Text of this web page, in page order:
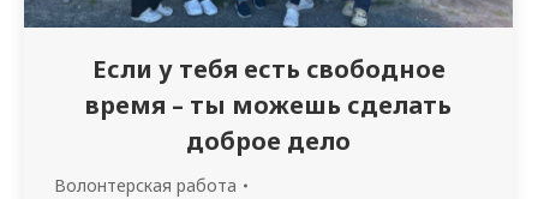
Если у тебя есть свободное
время – ты можешь сделать
доброе дело
Волонтерская работа